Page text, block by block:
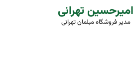
تهرانی
فروشگاه مبلمان تهرانی